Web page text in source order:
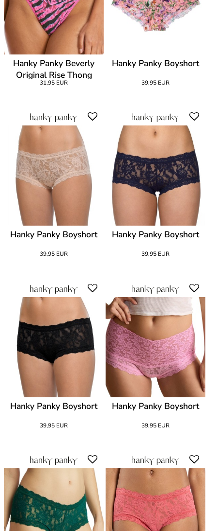
Hanky Panky Beverly
Original Rise Thong
31,95 EUR
Hanky Panky Boyshort
39,95 EUR
Hanky Panky Boyshort
39,95 EUR
Hanky Panky Boyshort
39,95 EUR
Hanky Panky Boyshort
39,95 EUR
Hanky Panky Boyshort
39,95 EUR